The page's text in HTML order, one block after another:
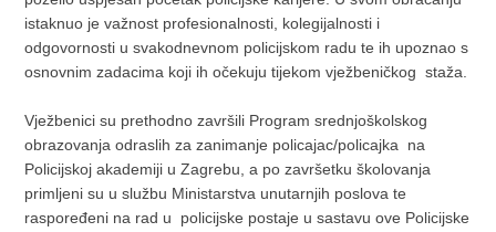
istaknuo je važnost profesionalnosti, kolegijalnosti i
odgovornosti u svakodnevnom policijskom radu te ih upoznao s
osnovnim zadacima koji ih očekuju tijekom vježbeničkog staža.
Vježbenici su prethodno završili Program srednjoškolskog
obrazovanja odraslih za zanimanje policajac/policajka na
Policijskoj akademiji u Zagrebu, a po završetku školovanja
primljeni su u službu Ministarstva unutarnjih poslova te
raspoređeni na rad u policijske postaje u sastavu ove Policijske